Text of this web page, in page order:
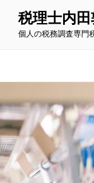
キ
ッ
プ
税理士内
個人の税務調査専門